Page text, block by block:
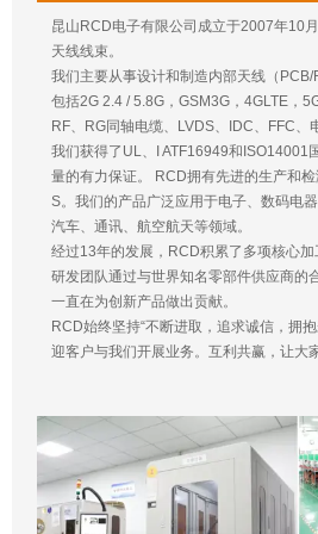
昆山RCD电子有限公司成立于2007年10
天线线束。
我们主要从事设计和制造内部天线（PCB/
包括2G 2.4 / 5.8G，GSM3G，4GLTE，
RF、RG同轴电缆、LVDS、IDC、FFC、
我们获得了UL、I ATF16949和ISO14001
量的有力保证。 RCD拥有先进的生产和
S。我们的产品广泛应用于电子、数码电
汽车、通讯、航空航天等领域。
经过13年的发展，RCD积累了多项核心
研发团队通过与世界知名零部件供应商的
一直在为创新产品做出贡献。
RCD始终坚持“不断进取，追求诚信，拥
迎客户与我们开展业务。互利共赢，让大